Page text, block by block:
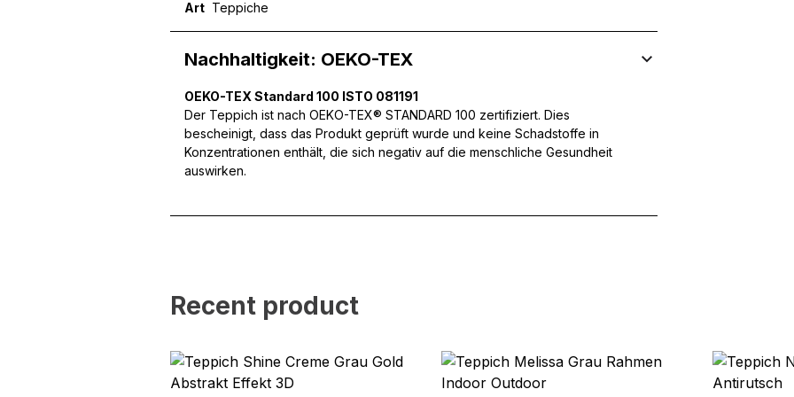
Art Teppiche
Nachhaltigkeit: OEKO-TEX
OEKO-TEX Standard 100 ISTO 081191
Der Teppich ist nach OEKO-TEX® STANDARD 100 zertifiziert. Dies
bescheinigt, dass das Produkt geprüft wurde und keine Schadstoffe in
Konzentrationen enthält, die sich negativ auf die menschliche Gesundheit
auswirken.
Recent product
können und um unseren Traffic zu analysieren. Außerdem geben wir Informationen über Ihre
Website an unsere Partner für soziale Medien, Werbung und Analysen weiter. Diese Partner
mit weiteren Daten zusammenführen, die Sie ihnen bereitgestellt haben oder die sie im
Dienste gesammelt haben.
Notwendig
Präferenz-Cookies ermöglichen es einer Website, Informationen zu speichern, die die Art und
Statistik